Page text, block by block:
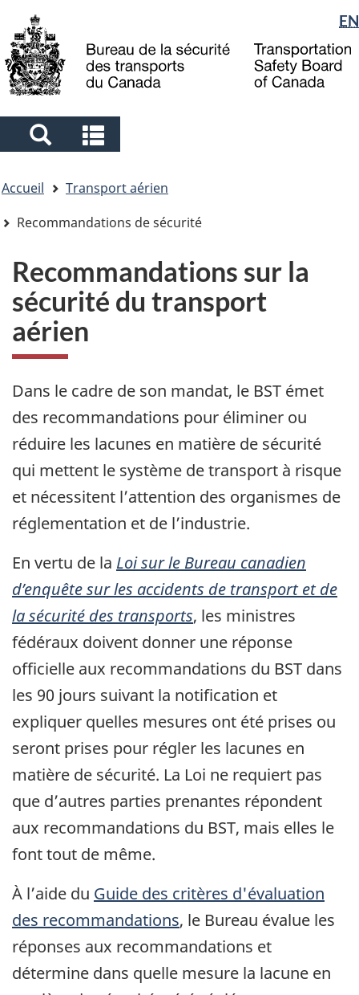
to
main
to
"About
government"
à
la
Sélection
de
la
langue
EN
Search
and
menus
and
menus
êtes
ici
Accueil
Transport aérien
Recommandations de sécurité
Recommandations sur la
sécurité du transport
aérien
Dans le cadre de son mandat, le BST émet
des recommandations pour éliminer ou
réduire les lacunes en matière de sécurité
qui mettent le système de transport à risque
et nécessitent l’attention des organismes de
réglementation et de l’industrie.
En vertu de la Loi sur le Bureau canadien
d’enquête sur les accidents de transport et de
la sécurité des transports, les ministres
fédéraux doivent donner une réponse
officielle aux recommandations du BST dans
les 90 jours suivant la notification et
expliquer quelles mesures ont été prises ou
seront prises pour régler les lacunes en
matière de sécurité. La Loi ne requiert pas
que d’autres parties prenantes répondent
aux recommandations du BST, mais elles le
font tout de même.
À l’aide du Guide des critères d'évaluation
des recommandations, le Bureau évalue les
réponses aux recommandations et
détermine dans quelle mesure la lacune en